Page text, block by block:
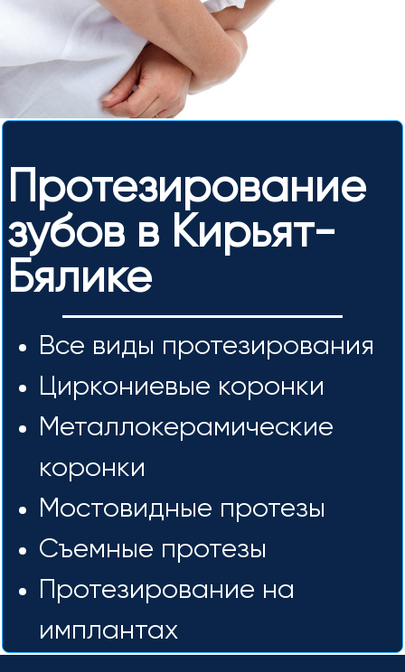
Протезирование
зубов в Кирьят-
Бялике
Все виды протезирования
Циркониевые коронки
Металлокерамические
коронки
Мостовидные протезы
Съемные протезы
Протезирование на
имплантах